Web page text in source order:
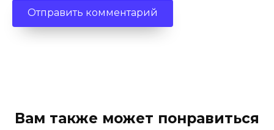
Вам также может понравиться